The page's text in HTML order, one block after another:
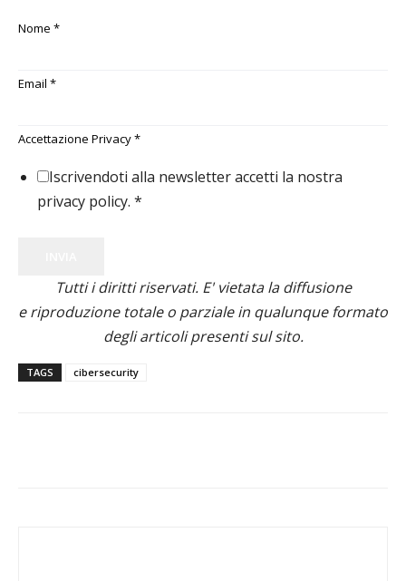
Nome *
Email *
Accettazione Privacy*
Iscrivendoti alla newsletter accetti la nostra
privacy policy. *
Tutti i diritti riservati. E' vietata la diffusione
e riproduzione totale o parziale in qualunque formato
degli articoli presenti sul sito.
TAGS cibersecurity